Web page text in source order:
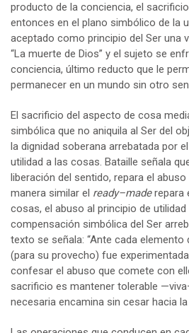
producto de la conciencia, el
entonces en el plano simbólico de la
aceptado como principio del Ser una
“La muerte de Dios” y el sujeto se
conciencia, último reducto que le
permanecer en un mundo sin otro
El sacrificio del aspecto de cosa
simbólica que no aniquila al Ser del
la dignidad soberana arrebatada por
utilidad a las cosas. Bataille señala
liberación del sentido, repara el abuso
manera similar el ready–maderepara
cosas, el abuso al principio de utilidad
compensación simbólica del Ser
texto se señala: “Ante cada elemento
(para su provecho) fue
confesar el abuso que comete con
sacrificio es mantener tolerable
necesaria encamina sin cesar hacia la